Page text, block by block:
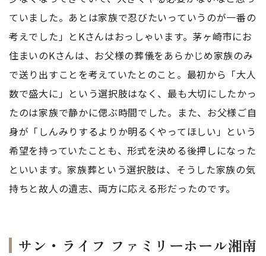
ていました。あとは家族で忍びたいっていうのが一番の
考えでした」とKさんはおっしゃいます。茅ヶ崎市にお
住まいのKさんは、お父様の葬儀をあらかじめ家族のみ
で送り出すことを考えていたとのこと。最初から「大人
数で盛大に」という選択肢はなく、最も大切にしたかっ
たのは家族で静かに偲ぶ時間でした。また、お父様ご自
身が「しんみりするよりか明るくやってほしい」という
希望を持っていたことも、形式を決める後押しになった
といいます。家族葬という選択肢は、そうした家族の気
持ちと故人の遺志、両方に応える形だったのです。
サン・ライフ ファミリーホール湘南